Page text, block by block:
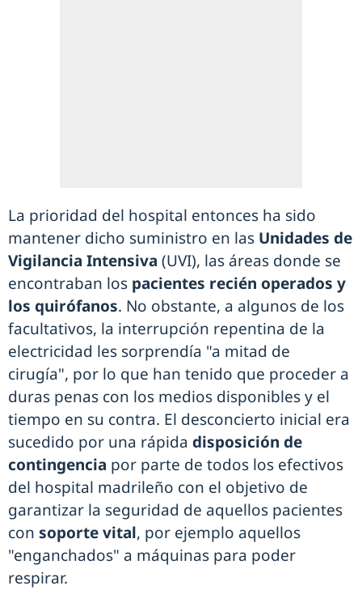
La prioridad del hospital entonces ha sido
mantener dicho suministro en las Unidades de
Vigilancia Intensiva (UVI), las áreas donde se
encontraban los pacientes recién operados y
los quirófanos. No obstante, a algunos de los
facultativos, la interrupción repentina de la
electricidad les sorprendía "a mitad de
cirugía", por lo que han tenido que proceder a
duras penas con los medios disponibles y el
tiempo en su contra. El desconcierto inicial era
sucedido por una rápida disposición de
contingencia por parte de todos los efectivos
del hospital madrileño con el objetivo de
garantizar la seguridad de aquellos pacientes
con soporte vital, por ejemplo aquellos
"enganchados" a máquinas para poder
respirar.